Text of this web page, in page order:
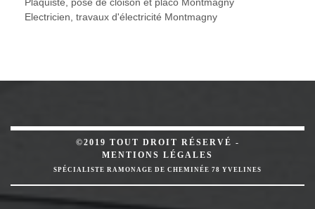
Electricien, travaux d'électricité Montmagny
©2019 TOUT DROIT RÉSERVÉ -
MENTIONS LÉGALES
SPÉCIALISTE RAMONAGE DE CHEMINÉE 78 YVELINES